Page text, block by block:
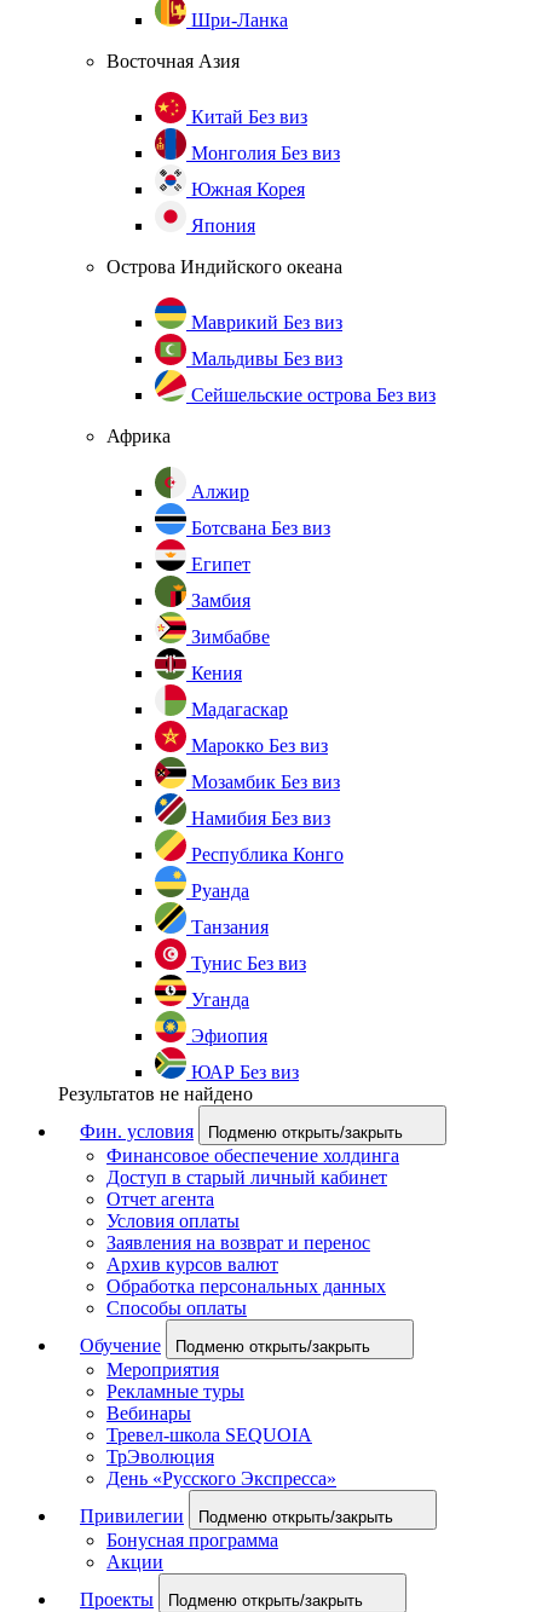
Шри-Ланка
Восточная Азия
Китай Без виз
Монголия Без виз
Южная Корея
Япония
Острова Индийского океана
Маврикий Без виз
Мальдивы Без виз
Сейшельские острова Без виз
Африка
Алжир
Ботсвана Без виз
Египет
Замбия
Зимбабве
Кения
Мадагаскар
Марокко Без виз
Мозамбик Без виз
Намибия Без виз
Республика Конго
Руанда
Танзания
Тунис Без виз
Уганда
Эфиопия
ЮАР Без виз
Результатов не найдено
Фин. условия
Подменю открыть/закрыть
Финансовое обеспечение холдинга
Доступ в старый личный кабинет
Отчет агента
Условия оплаты
Заявления на возврат и перенос
Архив курсов валют
Обработка персональных данных
Способы оплаты
Обучение
Подменю открыть/закрыть
Мероприятия
Рекламные туры
Вебинары
Тревел-школа SEQUOIA
ТрЭволюция
День «Русского Экспресса»
Привилегии
Подменю открыть/закрыть
Бонусная программа
Акции
Проекты
Подменю открыть/закрыть